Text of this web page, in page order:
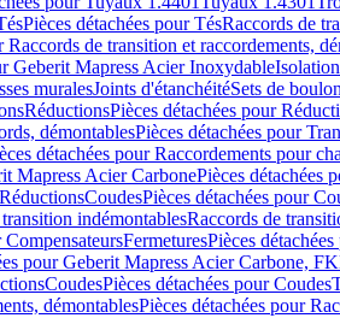
Pièces détachées pour TésRaccords de
Raccords de transition et raccordements,
Geberit Mapress Acier Inoxydable
muralesJoints d'étanchéitéSets de
RéductionsPièces détachées pour
démontablesPièces détachées pour
détachées pour Raccordements pour
Mapress Acier CarbonePièces détachées
CoudesPièces détachées pour
indémontablesRaccords de
CompensateursFermeturesPièces
pour Geberit Mapress Acier Carbone,
CoudesPièces détachées pour Coudes
démontablesPièces détachées pour